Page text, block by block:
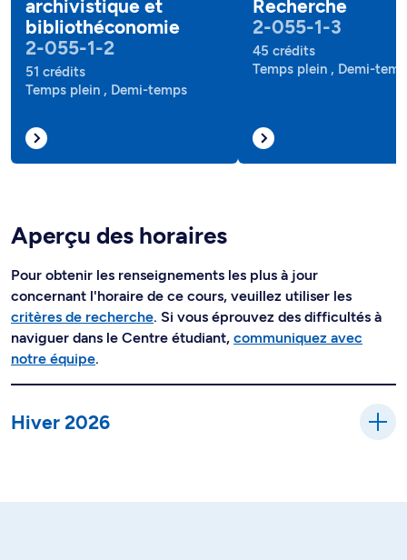
archivistique et
bibliothéconomie
2-055-1-2
51 crédits
Temps plein , Demi-temps
Recherche
2-055-1-3
45 crédits
Temps plein , Demi-
Aperçu des horaires
Pour obtenir les renseignements les plus à jour
concernant l'horaire de ce cours, veuillez utiliser les
critères de recherche. Si vous éprouvez des difficultés à
naviguer dans le Centre étudiant, communiquez avec
notre équipe.
Hiver 2026